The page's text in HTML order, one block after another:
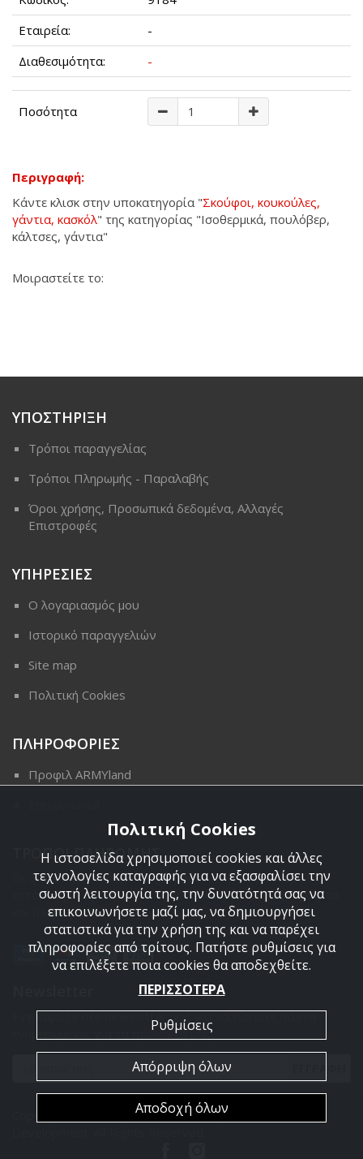
Εταιρεία:
-
Διαθεσιμότητα:
-
Ποσότητα
Περιγραφή:
Κάντε κλισκ στην υποκατηγορία "Σκούφοι, κουκούλες,
γάντια, κασκόλ" της κατηγορίας "Ισοθερμικά, πουλόβερ,
κάλτσες, γάντια"
Μοιραστείτε το:
ΥΠΟΣΤΗΡΙΞΗ
Τρόποι παραγγελίας
Τρόποι Πληρωμής - Παραλαβής
Όροι χρήσης, Προσωπικά δεδομένα, Αλλαγές
Επιστροφές
ΥΠΗΡΕΣΙΕΣ
Ο λογαριασμός μου
Ιστορικό παραγγελιών
Site map
Πολιτική Cookies
ΠΛΗΡΟΦΟΡΙΕΣ
Προφιλ ARMYland
ΤΡΟΠΟΙ ΠΛΗΡΩΜΗΣ
Οι διαθέσιμοι τρόποι πληρωμής είναι η Αντικαταβολή,
κατάθεση σε τραπεζικό μας λογαριασμό, πιστωτική κάρτα
και πληρωμή με PayPal.
Εγγραφείτε στο newsletter μας για να είσαστε πάντα
ενημερωμένοι για τα προϊόντα μας.
Copyright 2026 Armyland. Powered by
Πολιτική Cookies
Η ιστοσελίδα χρησιμοποιεί cookies και άλλες
τεχνολογίες καταγραφής για να εξασφαλίσει την
σωστή λειτουργία της, την δυνατότητά σας να
επικοινωνήσετε μαζί μας, να δημιουργήσει
στατιστικά για την χρήση της και να παρέχει
πληροφορίες από τρίτους. Πατήστε ρυθμίσεις για
να επιλέξετε ποια cookies θα αποδεχθείτε.
ΠΕΡΙΣΣΟΤΕΡΑ
Ρυθμίσεις
Απόρριψη όλων
Αποδοχή όλων